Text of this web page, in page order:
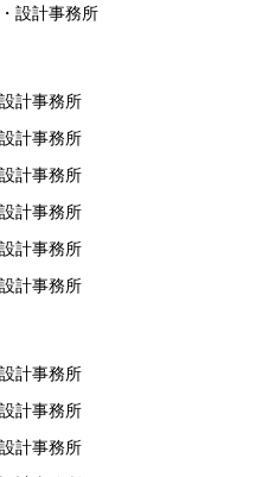
設計事務所
計事務所
計事務所
計事務所
計事務所
計事務所
計事務所
計事務所
計事務所
計事務所